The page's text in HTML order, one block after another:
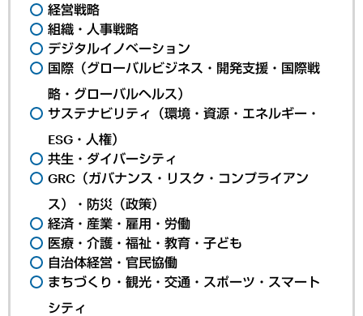
経営戦略
組織・人事戦略
デジタルイノベーション
国際（グローバルビジネス・開発支援・国際戦
略・グローバルヘルス）
サステナビリティ（環境・資源・エネルギー・
ESG・人権）
共生・ダイバーシティ
GRC（ガバナンス・リスク・コンプライアン
ス）・防災（政策）
経済・産業・雇用・労働
医療・介護・福祉・教育・子ども
自治体経営・官民協働
まちづくり・観光・交通・スポーツ・スマート
シティ